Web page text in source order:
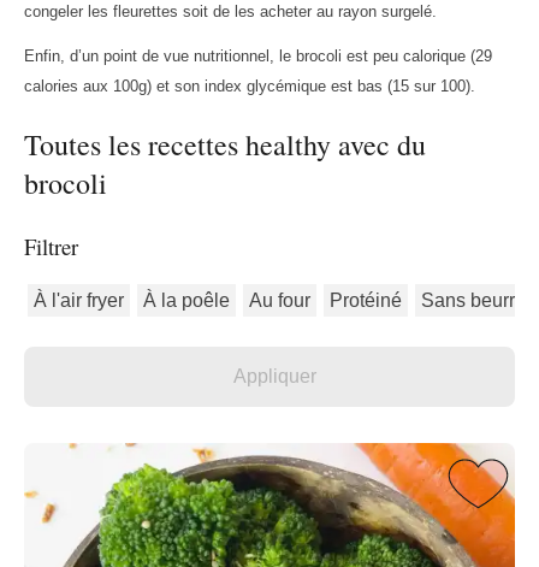
congeler les fleurettes soit de les acheter au rayon surgelé.
Enfin, d’un point de vue nutritionnel, le brocoli est peu calorique (29
calories aux 100g) et son index glycémique est bas (15 sur 100).
Toutes les recettes healthy avec du
brocoli
Filtrer
À l'air fryer À la poêle Au four Protéiné Sans beurre